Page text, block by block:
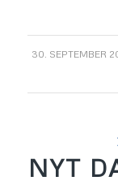
30. SEPTEMBER
/
NYT